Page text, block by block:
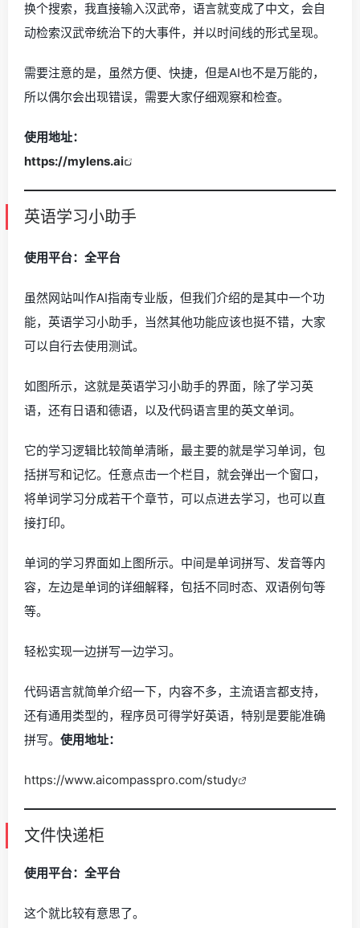
换个搜索，我直接输入汉武帝，语言就变成了中文，会自
动检索汉武帝统治下的大事件，并以时间线的形式呈现。
需要注意的是，虽然方便、快捷，但是AI也不是万能的，
所以偶尔会出现错误，需要大家仔细观察和检查。
使用地址：
https://mylens.ai
英语学习小助手
使用平台：全平台
虽然网站叫作AI指南专业版，但我们介绍的是其中一个功
能，英语学习小助手，当然其他功能应该也挺不错，大家
可以自行去使用测试。
如图所示，这就是英语学习小助手的界面，除了学习英
语，还有日语和德语，以及代码语言里的英文单词。
它的学习逻辑比较简单清晰，最主要的就是学习单词，包
括拼写和记忆。任意点击一个栏目，就会弹出一个窗口，
将单词学习分成若干个章节，可以点进去学习，也可以直
接打印。
单词的学习界面如上图所示。中间是单词拼写、发音等内
容，左边是单词的详细解释，包括不同时态、双语例句等
等。
轻松实现一边拼写一边学习。
代码语言就简单介绍一下，内容不多，主流语言都支持，
还有通用类型的，程序员可得学好英语，特别是要能准确
拼写。 使用地址：
https://www.aicompasspro.com/study
文件快递柜
使用平台：全平台
这个就比较有意思了。